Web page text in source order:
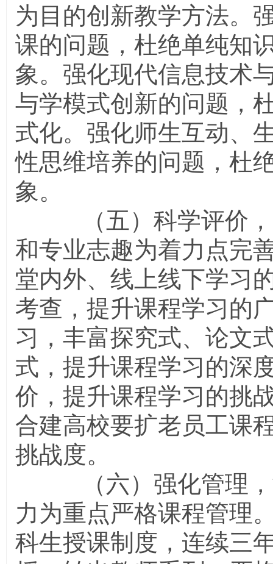
为目的创新教学方法。
课的问题，杜绝单纯知
象。强化现代信息技术
与学模式创新的问题，
式化。强化师生互动、
性思维培养的问题，杜
象。
（五）科学评价，
和专业志趣为着力点完
堂内外、线上线下学习
考查，提升课程学习的
习，丰富探究式、论文
式，提升课程学习的深
价，提升课程学习的挑
合建高校要扩老员工课
挑战度。
（六）强化管理，
力为重点严格课程管理
科生授课制度，连续三